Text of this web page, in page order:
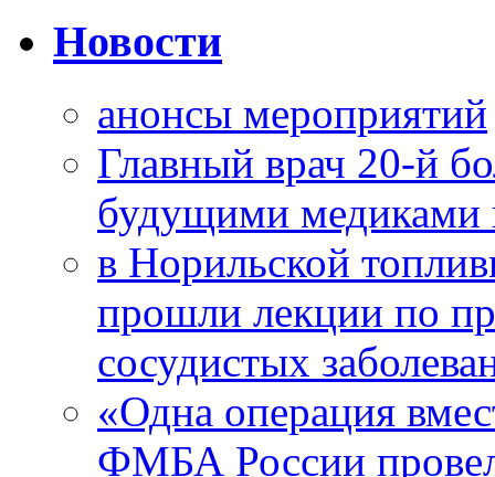
Новости
анонсы мероприятий
Главный врач 20-й
будущими медиками
в Норильской
прошли лекции по
сосудистых
«Одна операция
ФМБА России